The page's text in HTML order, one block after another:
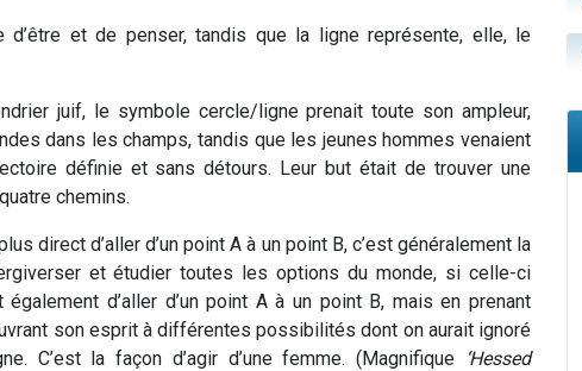
et de penser, tandis que la ligne représente, elle, le
juif, le symbole cercle/ligne prenait toute son ampleur,
dans les champs, tandis que les jeunes hommes venaient
définie et sans détours. Leur but était de trouver une
chemins.
direct d’aller d’un point A à un point B, c’est généralement la
et étudier toutes les options du monde, si celle-ci
d’aller d’un point A à un point B, mais en prenant
son esprit à différentes possibilités dont on aurait ignoré
C’est la façon d’agir d’une femme. (Magnifique
‘Hessed